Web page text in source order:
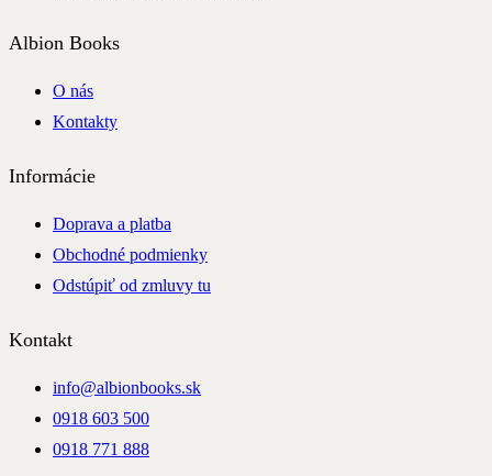
Albion Books
O nás
Kontakty
Informácie
Doprava a platba
Obchodné podmienky
Odstúpiť od zmluvy tu
Kontakt
info@albionbooks.sk
0918 603 500
0918 771 888